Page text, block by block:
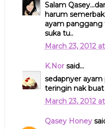
Salam
harum
ayam panggang
suka tu..
March 23, 2012
K.Norsaid...
sedapnyer
teringin nak buat
March 23, 2012
Qasey Honey